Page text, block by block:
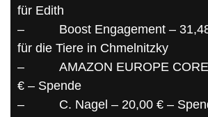
für Edith
–
Boost Engageme­nt –
für die Tiere in Chmelnitzky
–
AMAZON EUROPE
€ – Spende
–
C. Nagel – 20,00 € –